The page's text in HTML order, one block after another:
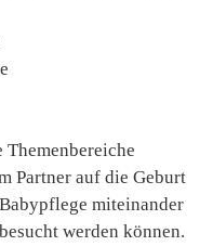
Partner auf die Geburt
miteinander
werden können.